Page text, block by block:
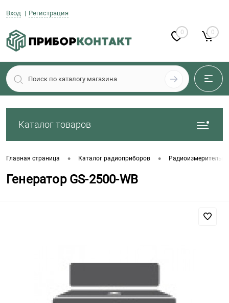
Вход Регистрация
0 0
Каталог товаров
Главная страница • Каталог радиоприборов •
Генератор GS-2500-WB